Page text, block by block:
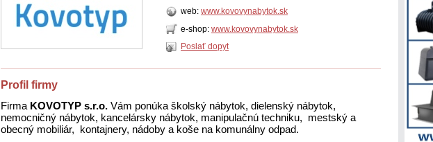
web: www.kovovynabytok.sk
e-shop: www.kovovynabytok.sk
Poslať dopyt
Profil firmy
Firma KOVOTYP s.r.o. Vám ponúka školský nábytok, dielenský nábytok,
nemocničný nábytok, kancelársky nábytok, manipulačnú techniku, mestský a
obecný mobiliár, kontajnery, nádoby a koše na komunálny odpad.